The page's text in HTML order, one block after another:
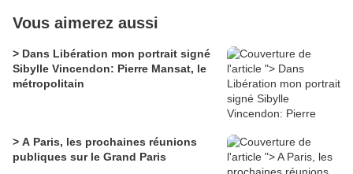
Vous aimerez aussi
> Dans Libération mon portrait signé
Sibylle Vincendon: Pierre Mansat, le
métropolitain
> A Paris, les prochaines réunions
publiques sur le Grand Paris